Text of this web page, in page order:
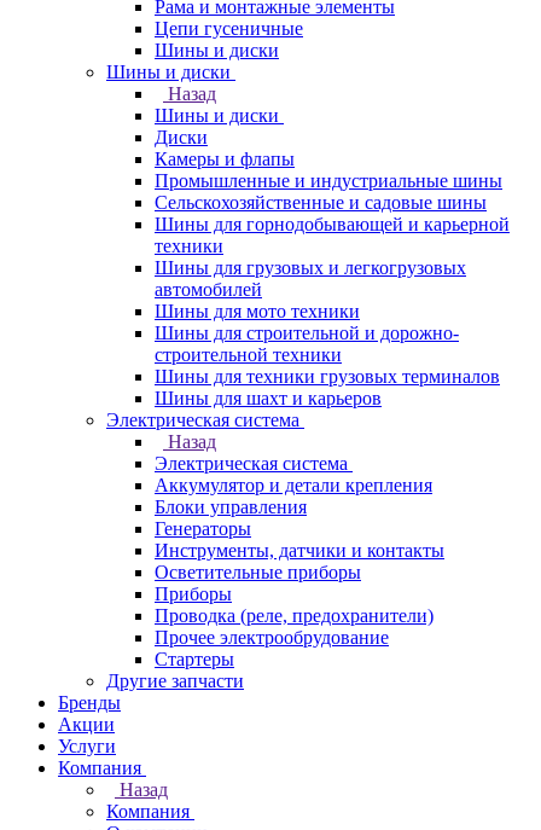
Рама и монтажные элементы
Цепи гусеничные
Шины и диски
Шины и диски
Назад
Шины и диски
Диски
Камеры и флапы
Промышленные и индустриальные шины
Сельскохозяйственные и садовые шины
Шины для горнодобывающей и карьерной
техники
Шины для грузовых и легкогрузовых
автомобилей
Шины для мото техники
Шины для строительной и дорожно-
строительной техники
Шины для техники грузовых терминалов
Шины для шахт и карьеров
Электрическая система
Назад
Электрическая система
Аккумулятор и детали крепления
Блоки управления
Генераторы
Инструменты, датчики и контакты
Осветительные приборы
Приборы
Проводка (реле, предохранители)
Прочее электрообрудование
Стартеры
Другие запчасти
Бренды
Акции
Услуги
Компания
Назад
Компания